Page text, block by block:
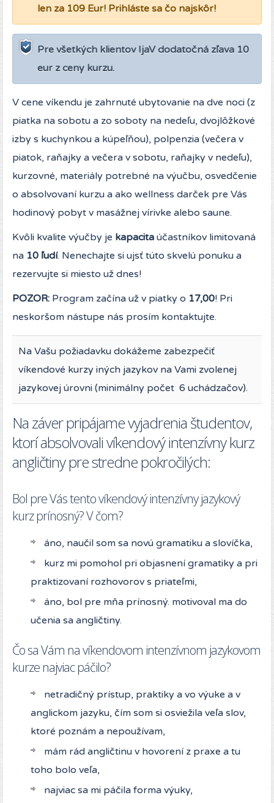
len za 109 Eur! Prihláste sa čo najskôr!
Pre všetkých klientov IjaV dodatočná zľava 10
eur z ceny kurzu.
V cene víkendu je zahrnuté ubytovanie na dve noci (z
piatka na sobotu a zo soboty na nedeľu, dvojlôžkové
izby s kuchynkou a kúpeľňou), polpenzia (večera v
piatok, raňajky a večera v sobotu, raňajky v nedeľu),
kurzovné, materiály potrebné na výučbu, osvedčenie
o absolvovaní kurzu a ako wellness darček pre Vás
hodinový pobyt v masážnej vírivke alebo saune.
Kvôli kvalite výučby je kapacita účastníkov limitovaná
na 10 ľudí. Nenechajte si ujsť túto skvelú ponuku a
rezervujte si miesto už dnes!
POZOR: Program začína už v piatky o 17,00! Pri
neskoršom nástupe nás prosím kontaktujte.
Na Vašu požiadavku dokážeme zabezpečiť
víkendové kurzy iných jazykov na Vami zvolenej
jazykovej úrovni (minimálny počet 6 uchádzačov).
Na záver pripájame vyjadrenia študentov,
ktorí absolvovali víkendový intenzívny kurz
angličtiny pre stredne pokročilých:
Bol pre Vás tento víkendový intenzívny jazykový
kurz prínosný? V čom?
áno, naučil som sa novú gramatiku a slovíčka,
kurz mi pomohol pri objasnení gramatiky a pri
praktizovaní rozhovorov s priateľmi,
áno, bol pre mňa prínosný. motivoval ma do
učenia sa angličtiny.
Čo sa Vám na víkendovom intenzívnom jazykovom
kurze najviac páčilo?
netradičný prístup, praktiky a vo výuke a v
anglickom jazyku, čím som si osviežila veľa slov,
ktoré poznám a nepoužívam,
mám rád angličtinu v hovorení z praxe a tu
toho bolo veľa,
najviac sa mi páčila forma výuky,